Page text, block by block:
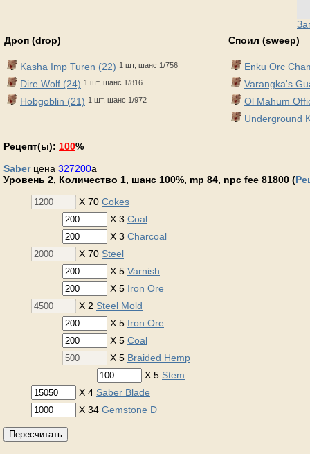
Дроп (drop)
Kasha Imp Turen (22) 1 шт, шанс 1/756
Dire Wolf (24) 1 шт, шанс 1/816
Hobgoblin (21) 1 шт, шанс 1/972
Споил (sweep)
Enku Orc
Varangka's
Ol Mahum
Underground
Рецепт(ы): 100%
Saberцена 327200a
Уровень 2, Количество 1, шанс 100%, mp 84, npc fee 81800 (
X 70 Cokes
X 3 Coal
X 3 Charcoal
X 70 Steel
X 5 Varnish
X 5 Iron Ore
X 2 Steel Mold
X 5 Iron Ore
X 5 Coal
X 5 Braided Hemp
X 5 Stem
X 4 Saber Blade
X 34 Gemstone D
Пересчитать